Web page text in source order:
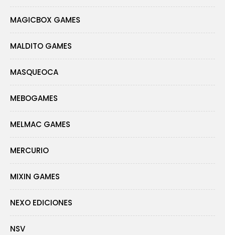
MAGICBOX GAMES
MALDITO GAMES
MASQUEOCA
MEBOGAMES
MELMAC GAMES
MERCURIO
MIXIN GAMES
NEXO EDICIONES
NSV